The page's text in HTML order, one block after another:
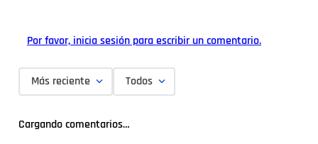
Por favor, inicia sesión para escribir un comentario.
Más reciente Todos
Cargando comentarios…